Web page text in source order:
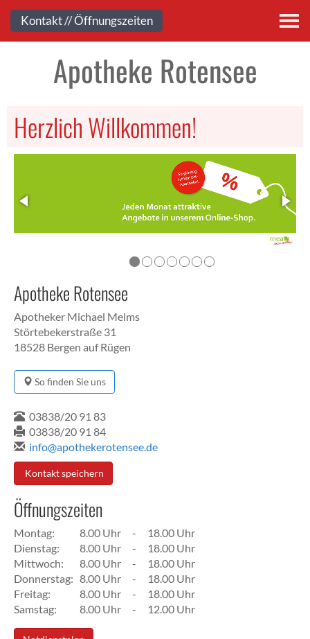
Kontakt
Apotheke Rotensee
Herzlich Willkommen!
Apotheke Rotensee
Apotheker Michael Melms
Störtebekerstraße 31
18528 Bergen auf Rügen
So finden Sie uns
03838/20 91 83
03838/20 91 84
info@apothekerotensee.de
Kontakt speichern
Öffnungszeiten
Montag: 8.00 Uhr -
18.00 Uhr
Dienstag:
8.00 Uhr -
18.00 Uhr
Mittwoch:
8.00 Uhr -
18.00 Uhr
Donnerstag: 8.00 Uhr -
18.00 Uhr
Freitag:
8.00 Uhr -
18.00 Uhr
Samstag:
8.00 Uhr - 12.00 Uhr
Kontakt // Öffnungszeiten